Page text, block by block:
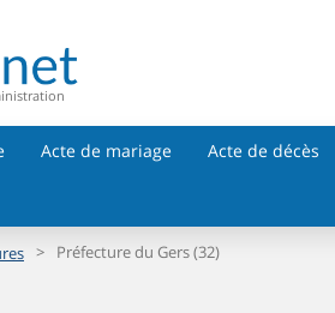
Acte de mariage Acte de décès
> Préfecture du Gers (32)